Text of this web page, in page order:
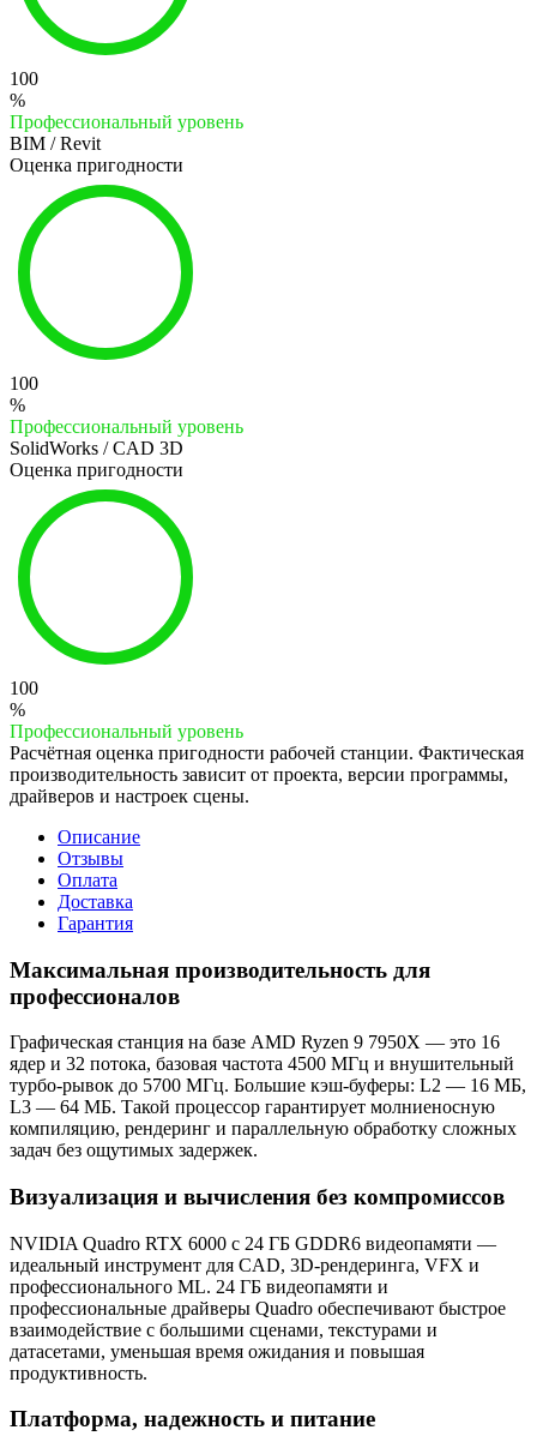
100
%
Профессиональный уровень
BIM / Revit
Оценка пригодности
100
%
Профессиональный уровень
SolidWorks / CAD 3D
Оценка пригодности
100
%
Профессиональный уровень
Расчётная оценка пригодности рабочей станции. Фактическая
производительность зависит от проекта, версии программы,
драйверов и настроек сцены.
Описание
Отзывы
Оплата
Доставка
Гарантия
Максимальная производительность для
профессионалов
Графическая станция на базе AMD Ryzen 9 7950X — это 16
ядер и 32 потока, базовая частота 4500 МГц и внушительный
турбо‑рывок до 5700 МГц. Большие кэш‑буферы: L2 — 16 МБ,
L3 — 64 МБ. Такой процессор гарантирует молниеносную
компиляцию, рендеринг и параллельную обработку сложных
задач без ощутимых задержек.
Визуализация и вычисления без компромиссов
NVIDIA Quadro RTX 6000 с 24 ГБ GDDR6 видеопамяти —
идеальный инструмент для CAD, 3D‑рендеринга, VFX и
профессионального ML. 24 ГБ видеопамяти и
профессиональные драйверы Quadro обеспечивают быстрое
взаимодействие с большими сценами, текстурами и
датасетами, уменьшая время ожидания и повышая
продуктивность.
Платформа, надежность и питание